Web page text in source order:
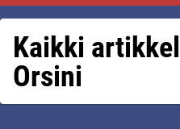
Kaikki
Orsini